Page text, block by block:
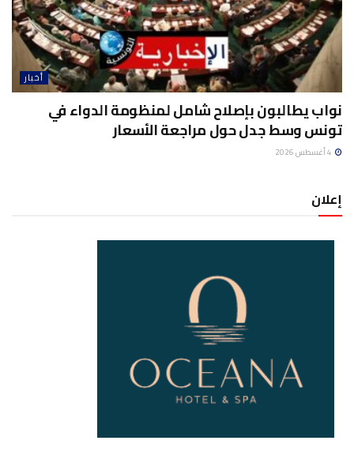
أخبار
نواب يطالبون بإصلاح شامل لمنظومة الدواء في
تونس وسط جدل حول مراجعة الأسعار
4 أغسطس 2026
إعلان